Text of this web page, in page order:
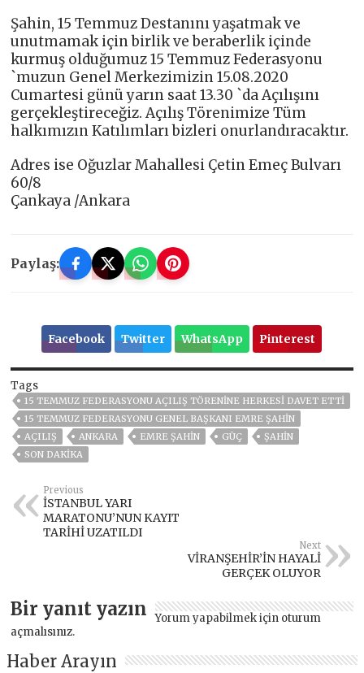
Şahin, 15 Temmuz Destanını yaşatmak ve
unutmamak için birlik ve beraberlik içinde
kurmuş olduğumuz 15 Temmuz Federasyonu
`muzun Genel Merkezimizin 15.08.2020
Cumartesi günü yarın saat 13.30 `da Açılışını
gerçekleştireceğiz. Açılış Törenimize Tüm
halkımızın Katılımları bizleri onurlandıracaktır.
Adres ise Oğuzlar Mahallesi Çetin Emeç Bulvarı
60/8
Çankaya /Ankara
Paylaş:
Facebook Twitter WhatsApp Pinterest
Tags
15 TEMMUZ FEDERASYONU AÇILIŞ TÖRENİNE HERKESİ DAVET ETTİ
15 TEMMUZ FEDERASYONU GENEL BAŞKANI EMRE ŞAHIN
AÇILIŞ
ANKARA EMRE ŞAHIN GÜÇ
ŞAHİN
SON DAKIKA
Previous
İSTANBUL YARI
MARATONU’NUN KAYIT
TARİHİ UZATILDI
Next
VİRANŞEHİR’İN HAYALİ
GERÇEK OLUYOR
Bir yanıt yazın Yorum yapabilmek için oturum
açmalısınız.
Haber Arayın